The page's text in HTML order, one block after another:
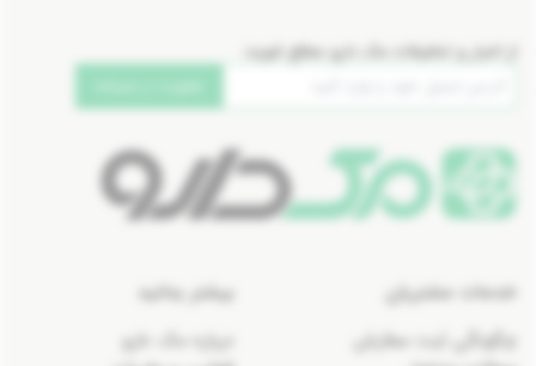
از اخبار و تخفیفات مک دارو مطلع شوید:
خدمات مشتریان
چگونگی ثبت سفارش
بیشتر بدانید
درباره مک دارو